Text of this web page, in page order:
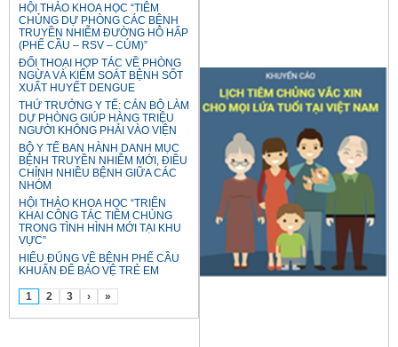
HỘI THẢO KHOA HỌC “TIÊM
CHỦNG DỰ PHÒNG CÁC BỆNH
TRUYỀN NHIỄM ĐƯỜNG HÔ HẤP
(PHẾ CẦU – RSV – CÚM)”
ĐỐI THOẠI HỢP TÁC VỀ PHÒNG
NGỪA VÀ KIỂM SOÁT BỆNH SỐT
XUẤT HUYẾT DENGUE
THỨ TRƯỞNG Y TẾ: CÁN BỘ LÀM
DỰ PHÒNG GIÚP HÀNG TRIỆU
NGƯỜI KHÔNG PHẢI VÀO VIỆN
BỘ Y TẾ BAN HÀNH DANH MỤC
BỆNH TRUYỀN NHIỄM MỚI, ĐIỀU
CHỈNH NHIỀU BỆNH GIỮA CÁC
NHÓM
HỘI THẢO KHOA HỌC “TRIỂN
KHAI CÔNG TÁC TIÊM CHỦNG
TRONG TÌNH HÌNH MỚI TẠI KHU
VỰC”
HIỂU ĐÚNG VỀ BỆNH PHẾ CẦU
KHUẨN ĐỂ BẢO VỆ TRẺ EM
1 2 3 › »